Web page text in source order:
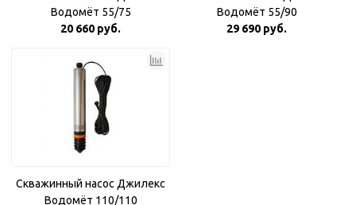
Водомёт 55/75
20 660 руб.
Водомёт 55/90
29 690 руб.
Скважинный насос Джилекс
Водомёт 110/110